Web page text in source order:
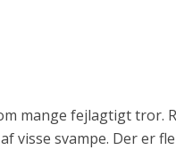
mange fejlagtigt tror.
visse svampe. Der er